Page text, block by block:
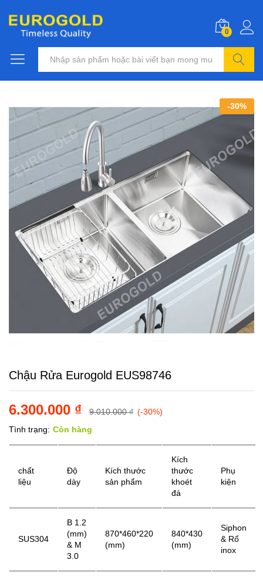
0
-30%
Chậu Rửa Eurogold EUS98746
6.300.000 ₫ 9.010.000₫ (-30%)
Tình trạng: Còn hàng
chất
liệu
Độ
dày
Kích thước
sản phẩm
Kích
thước
khoét
đá
Phụ
kiện
SUS304
B 1.2
(mm)
& M
3.0
870*460*220
(mm)
840*430
(mm)
Siphon
& Rổ
inox